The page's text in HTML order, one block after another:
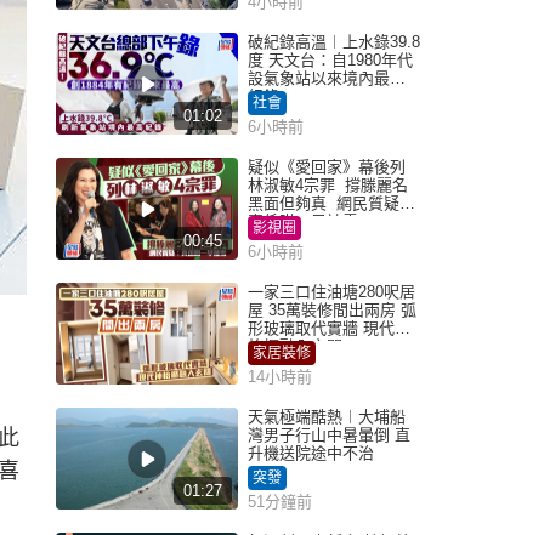
01:02
破紀錄高溫︱上水錄39.8
度 天文台：自1980年代
設氣象站以來境內最高
紀錄
社會
6小時前
00:45
疑似《愛回家》幕後列
林淑敏4宗罪 撐滕麗名
黑面但夠真 網民質疑：
真係咁一早被雪
影視圈
6小時前
一家三口住油塘280呎居
屋 35萬裝修間出兩房 弧
形玻璃取代實牆 現代神
枱櫃融入玄關
家居裝修
14小時前
01:27
天氣極端酷熱︱大埔船
灣男子行山中暑暈倒 直
升機送院途中不治
突發
51分鐘前